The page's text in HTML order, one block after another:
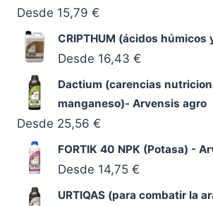
Desde 15,79 €
CRIPTHUM (ácidos húmicos
Desde 16,43 €
Dactium (carencias
manganeso)- Arvensis agro
Desde 25,56 €
FORTIK 40 NPK (Potasa) -
Desde 14,75 €
URTIQAS (para combatir la